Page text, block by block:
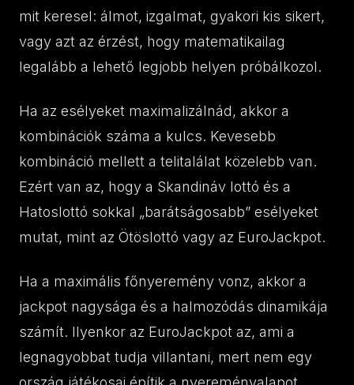
mit keresel: álmot, izgalmat, gyakori kis sikert,
vagy azt az érzést, hogy matematikailag
legalább a lehető legjobb helyen próbálkozol.
Ha az esélyeket maximalizálnád, akkor a
kombinációk száma a kulcs. Kevesebb
kombináció mellett a telitalálat közelebb van.
Ezért van az, hogy a Skandináv lottó és a
Hatoslottó sokkal „barátságosabb” esélyeket
mutat, mint az Ötöslottó vagy az EuroJackpot.
Ha a maximális főnyeremény vonz, akkor a
jackpot nagysága és a halmozódás dinamikája
számít. Ilyenkor az EuroJackpot az, ami a
legnagyobbat tudja villantani, mert nem egy